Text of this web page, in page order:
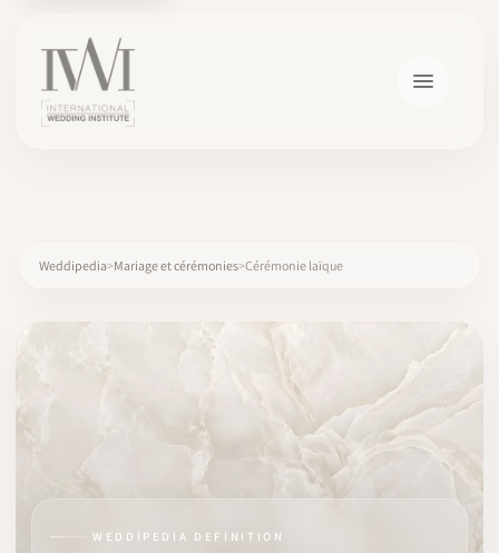
LOGICIEL
Weddipedia Mariage et cérémonies Cérémonie laïque
WEDDIPEDIA DEFINITION